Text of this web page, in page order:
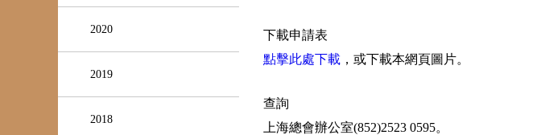
2020
2019
2018
下載申請表
點擊此處下載 ，或下載本網頁圖片。
查詢
上海總會辦公室(852)2523 0595。